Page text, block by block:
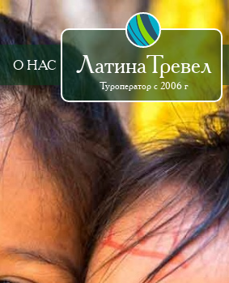
О НАС ЛатинаТревел
Туроператор с 2006 г